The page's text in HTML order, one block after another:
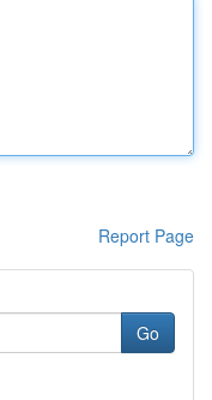
Report Page
Go